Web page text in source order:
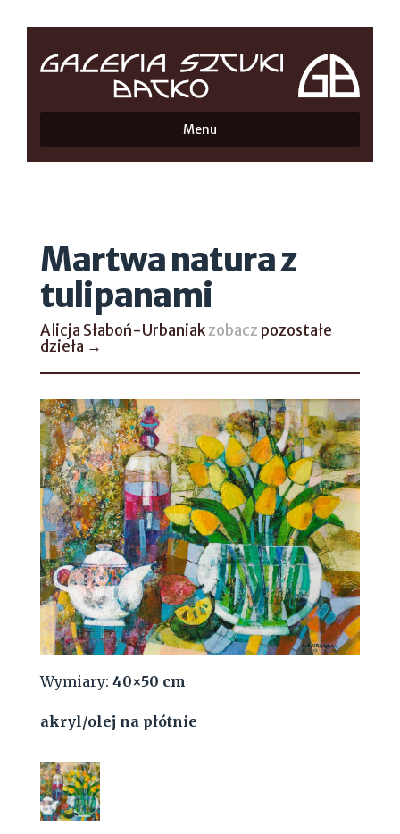
Menu
Martwa natura z
tulipanami
Alicja Słaboń-Urbaniakzobacz pozostałe
dzieła →
Wymiary: 40×50 cm
akryl/olej na płótnie